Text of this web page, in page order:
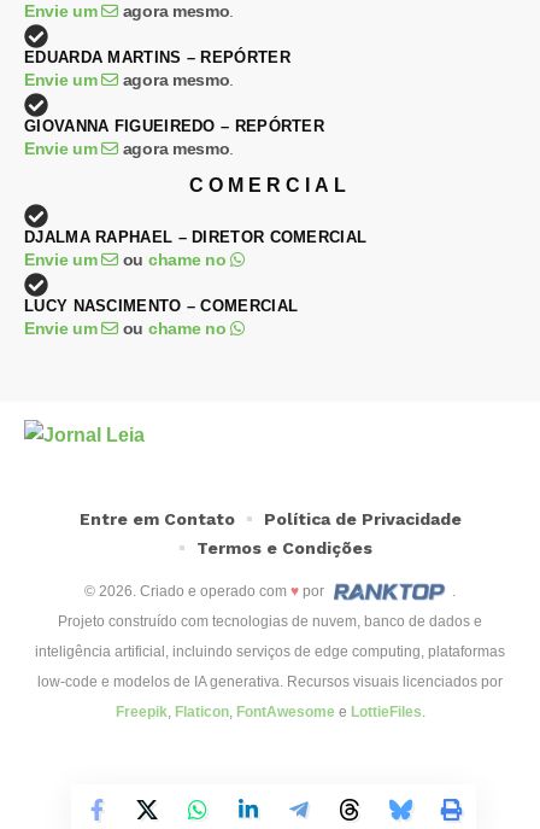
Envie um agora mesmo
EDUARDA MARTINS – REPÓRTER
Envie um agora mesmo
GIOVANNA FIGUEIREDO – REPÓRTER
Envie um agora mesmo
COMERCIAL
DJALMA RAPHAEL – DIRETOR COMERCIAL
Envie um ou chame no
LUCY NASCIMENTO – COMERCIAL
Envie um ou chame no
© 2026. Criado e operado com ♥ por
.
Projeto construído com tecnologias de nuvem, banco de dados e
inteligência artificial, incluindo serviços de edge computing, plataformas
low-code e modelos de IA generativa. Recursos visuais licenciados por
Freepik, Flaticon, FontAwesomee LottieFiles.
Entre em Contato
Política de Privacidade
Termos e Condições